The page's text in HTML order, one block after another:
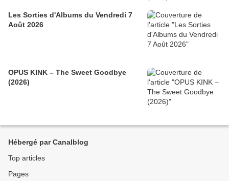
Les Sorties d'Albums du Vendredi 7
Août 2026
OPUS KINK – The Sweet Goodbye
(2026)
Hébergé par Canalblog
Top articles
Pages